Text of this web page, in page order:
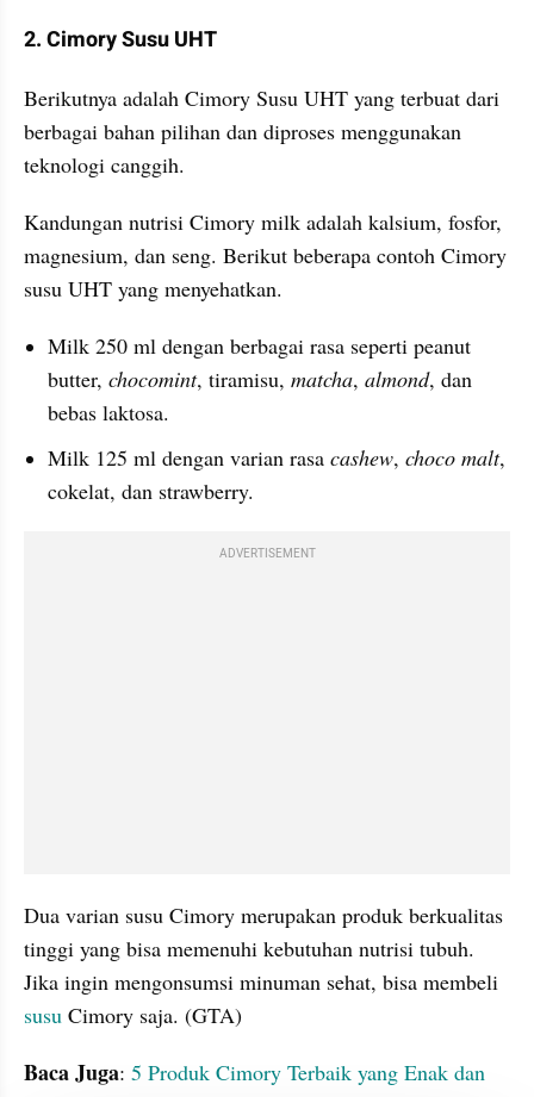
2. Cimory Susu UHT
Berikutnya adalah Cimory Susu UHT yang terbuat dari
berbagai bahan pilihan dan diproses menggunakan
teknologi canggih.
Kandungan nutrisi Cimory milk adalah kalsium, fosfor,
magnesium, dan seng. Berikut beberapa contoh Cimory
susu UHT yang menyehatkan.
Milk 250 ml dengan berbagai rasa seperti peanut
butter, chocomint, tiramisu, matcha, almond, dan
bebas laktosa.
Milk 125 ml dengan varian rasa cashew, choco malt,
cokelat, dan strawberry.
ADVERTISEMENT
Dua varian susu Cimory merupakan produk berkualitas
tinggi yang bisa memenuhi kebutuhan nutrisi tubuh.
susu Cimory saja. (GTA)
Baca Juga: 5 Produk Cimory Terbaik yang Enak dan